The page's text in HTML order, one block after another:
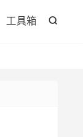

工具箱